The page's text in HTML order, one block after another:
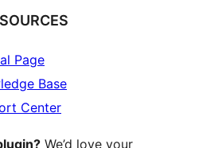
Page
Base
Center
We’d love your